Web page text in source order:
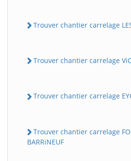
Trouver chantier carrelage
Trouver chantier carrelage
Trouver chantier carrelage
Trouver chantier carrelage
BARRiNEUF